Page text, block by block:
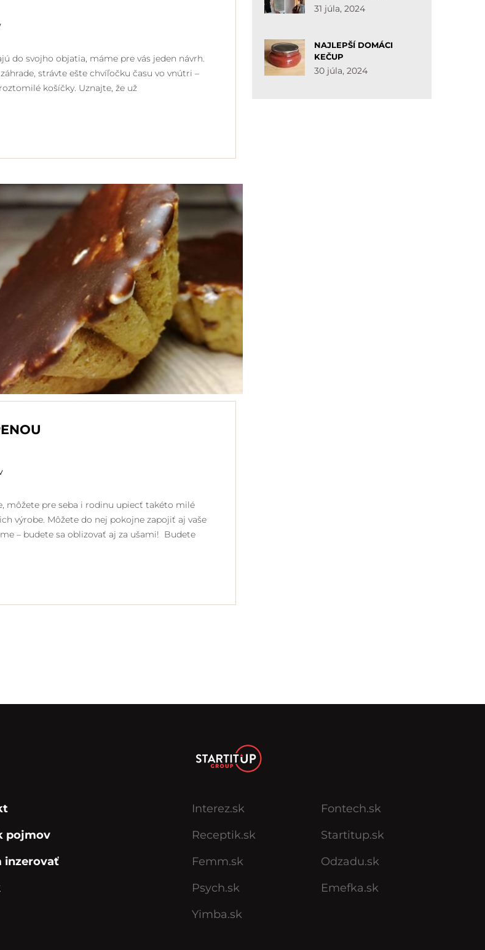
do svojho objatia, máme pre vás jeden návrh.
strávte ešte chvíľočku času vo vnútri –
košíčky. Uznajte, že už
môžete pre seba i rodinu upiecť takéto milé
výrobe. Môžete do nej pokojne zapojiť aj vaše
– budete sa oblizovať aj za ušami! Budete
31 júla, 2024
NAJLEPŠÍ DOMÁCI
KEČUP
30 júla, 2024
pojmov
inzerovať
Interez.sk
Receptik.sk
Femm.sk
Psych.sk
Yimba.sk
Fontech.sk
Startitup.sk
Odzadu.sk
Emefka.sk